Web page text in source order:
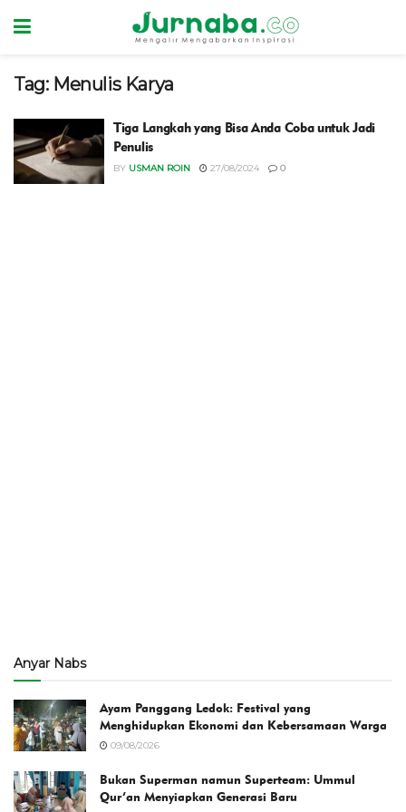
Tag: Menulis Karya
Tiga Langkah yang Bisa Anda Coba untuk Jadi
Penulis
BY USMAN ROIN 27/08/2024 0
Anyar Nabs
Ayam Panggang Ledok: Festival yang
Menghidupkan Ekonomi dan Kebersamaan Warga
09/08/2026
Bukan Superman namun Superteam: Ummul
Qur’an Menyiapkan Generasi Baru